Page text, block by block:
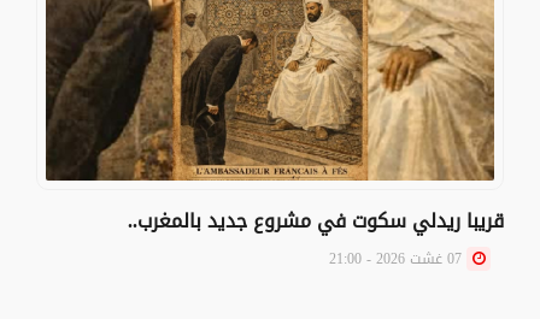
قريبا ريدلي سكوت في مشروع جديد بالمغرب..